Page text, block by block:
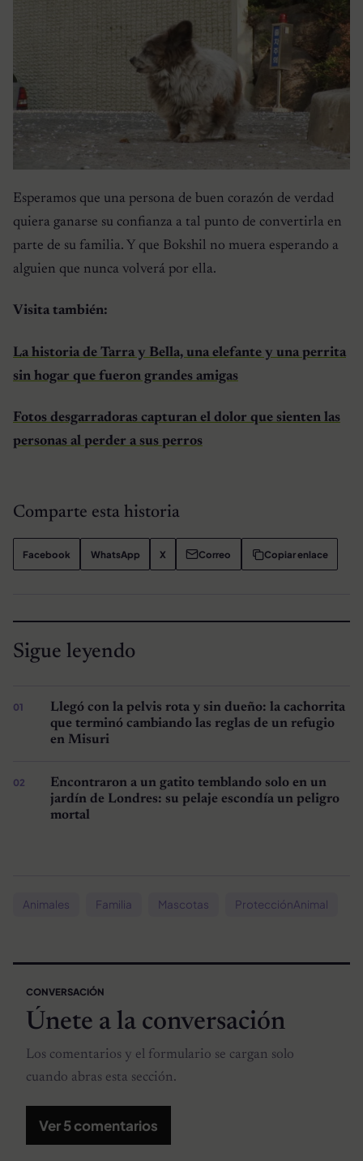
Esperamos que una persona de buen corazón de verdad
quiera ganarse su confianza a tal punto de convertirla en
parte de su familia. Y que Bokshil no muera esperando a
alguien que nunca volverá por ella.
Visita también:
La historia de Tarra y Bella, una elefante y una perrita
sin hogar que fueron grandes amigas
Fotos desgarradoras capturan el dolor que sienten las
personas al perder a sus perros
Comparte esta historia
Facebook WhatsApp X Correo Copiar enlace
Sigue leyendo
Llegó con la pelvis rota y sin dueño: la cachorrita
que terminó cambiando las reglas de un refugio
en Misuri
Encontraron a un gatito temblando solo en un
jardín de Londres: su pelaje escondía un peligro
mortal
Animales Familia Mascotas ProtecciónAnimal
CONVERSACIÓN
Únete a la conversación
Los comentarios y el formulario se cargan solo
cuando abras esta sección.
Ver 5 comentarios